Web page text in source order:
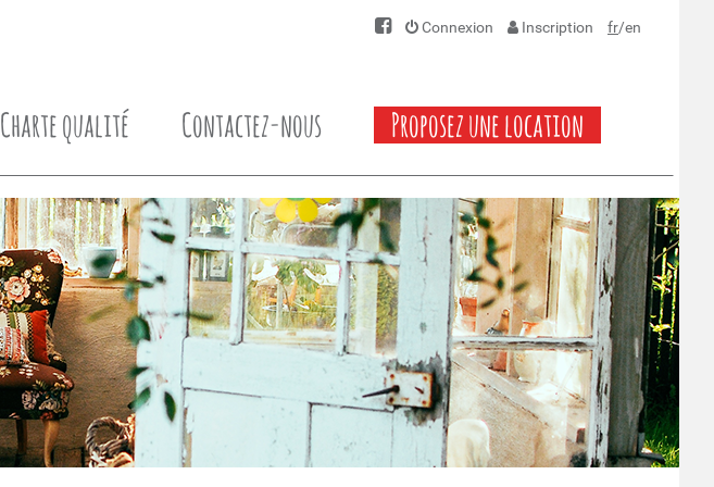
Connexion Inscription fr/en
Charte qualité Contactez-nous Proposez une location